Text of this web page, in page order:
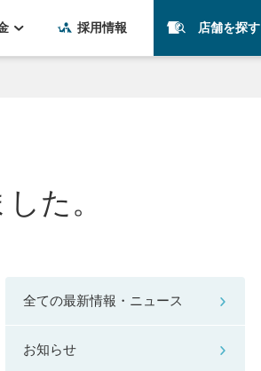
採用情報 店舗を探す
た。
全ての最新情報・ニュース
お知らせ